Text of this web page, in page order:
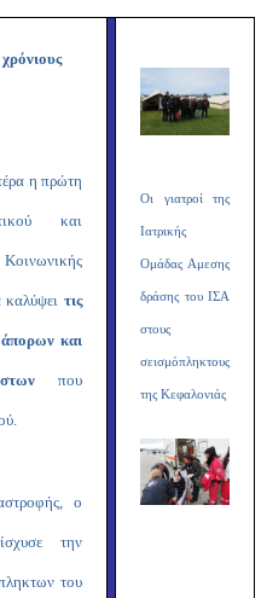
η πρώτη
και
Κοινωνικής
τις
και
που
ο
την
του
Οι γιατροί της
Ιατρικής
Ομάδας Αμεσης
δράσης του ΙΣΑ
στους
σεισμόπληκτους
της Κεφαλονιάς